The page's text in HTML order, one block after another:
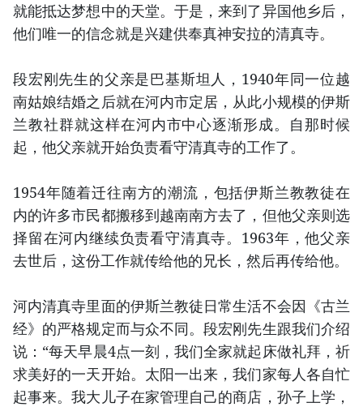
就能抵达梦想中的天堂。于是，来到了异国他乡后，
他们唯一的信念就是兴建供奉真神安拉的清真寺。
段宏刚先生的父亲是巴基斯坦人，1940年同一位越
南姑娘结婚之后就在河内市定居，从此小规模的伊斯
兰教社群就这样在河内市中心逐渐形成。自那时候
起，他父亲就开始负责看守清真寺的工作了。
1954年随着迁往南方的潮流，包括伊斯兰教教徒在
内的许多市民都搬移到越南南方去了，但他父亲则选
择留在河内继续负责看守清真寺。1963年，他父亲
去世后，这份工作就传给他的兄长，然后再传给他。
河内清真寺里面的伊斯兰教徒日常生活不会因《古兰
经》的严格规定而与众不同。段宏刚先生跟我们介绍
说：“每天早晨4点一刻，我们全家就起床做礼拜，祈
求美好的一天开始。太阳一出来，我们家每人各自忙
起事来。我大儿子在家管理自己的商店，孙子上学，